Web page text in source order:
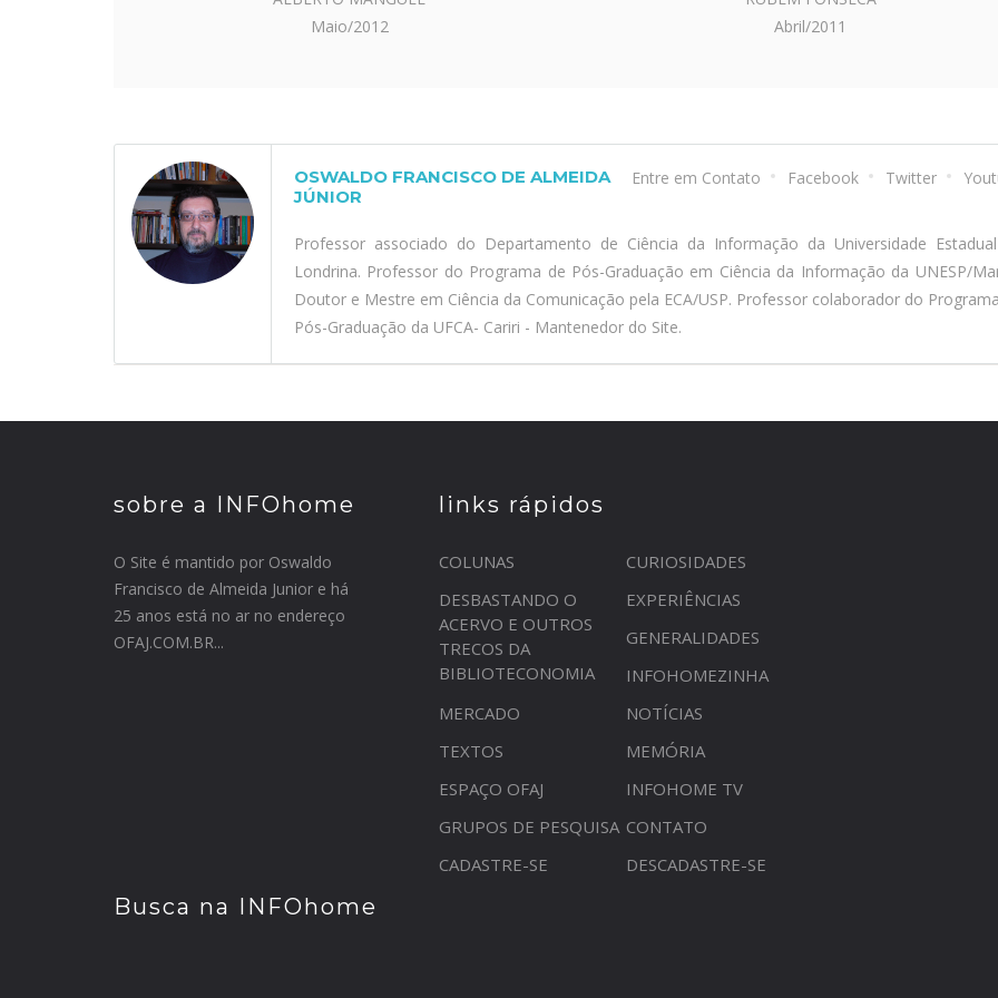
Maio/2012
Abril/2011
Entre em Contato Facebook Twitter
OSWALDO FRANCISCO DE ALMEIDA
JÚNIOR
Professor associado do Departamento de Ciência da Informação da Universidade
Londrina. Professor do Programa de Pós-Graduação em Ciência da Informação da UNESP/
Doutor e Mestre em Ciência da Comunicação pela ECA/USP. Professor colaborador do
Pós-Graduação da UFCA- Cariri - Mantenedor do Site.
sobre a INFOhome
O Site é mantido por Oswaldo
Francisco de Almeida Junior e há
25 anos está no ar no endereço
OFAJ.COM.BR...
links rápidos
COLUNAS
CURIOSIDADES
DESBASTANDO O
ACERVO E OUTROS
TRECOS DA
BIBLIOTECONOMIA
EXPERIÊNCIAS
GENERALIDADES
INFOHOMEZINHA
MERCADO
NOTÍCIAS
TEXTOS
MEMÓRIA
ESPAÇO OFAJ
INFOHOME TV
GRUPOS DE PESQUISA CONTATO
CADASTRE-SE
DESCADASTRE-SE
Busca na INFOhome